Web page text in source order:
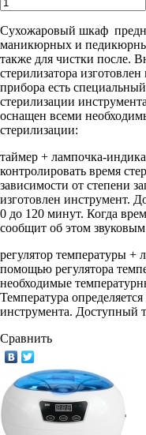
Сухожаровый шкаф
маникюрных и
также для чистки после.
стерилизатора
прибора есть
стерилизации
оснащен всеми
стерилизации:
таймер + лампочка-
контролировать время
зависимости от степени
изготовлен инструмент.
0 до 120 минут. Когда
сообщит об этом
регулятор температуры +
помощью регулятора
необходимые
Температура
инструмента. Доступный
Сравнить